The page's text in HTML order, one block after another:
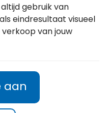
gebruik van
eindresultaat visueel
van jouw
aan